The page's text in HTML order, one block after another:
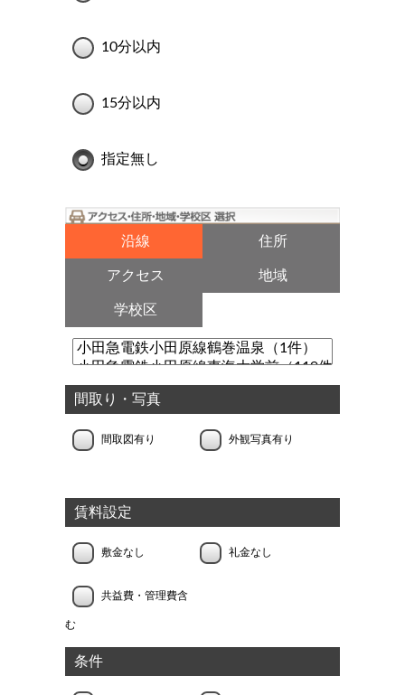
10分以内
15分以内
指定無し
沿線 住所
アクセス 地域
学校区
間取り・写真
間取図有り 外観写真有り
賃料設定
敷金なし 礼金なし
共益費・管理費含
む
条件